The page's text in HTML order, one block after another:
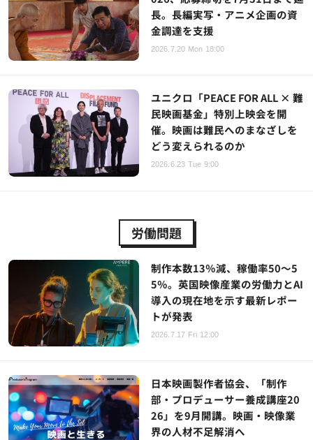
長。長編実写・アニメ企画の資
金調達を支援
2026.7.20 Mon 18:00
ユニクロ「PEACE FOR ALL × 難
民映画基金」特別上映会を開
催。映画は難民へのまなざしを
どう変えられるのか
2026.6.23 Tue 9:00
労働問題
制作本数13％減、稼働率50～5
5％。英国映像産業の労働力とAI
導入の現在地を示す最新レポー
トが発表
2026.7.17 Fri 12:00
日本映画製作者協会、「制作
部・プロデューサー養成講座20
26」を9月開講。映画・映像業
界の人材不足解消へ